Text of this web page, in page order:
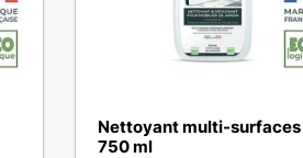
Nettoyant multi-surfaces
750 ml